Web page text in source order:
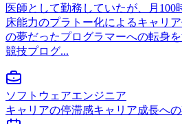
医師として勤務していたが、月100
床能力のプラトー化によるキャリ
の夢だったプログラマーへの転身
競技プログ...
ソフトウェアエンジニア
キャリアの停滞感キャリア成長へ